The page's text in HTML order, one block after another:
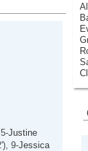
, 5-Justine
9-Jessica